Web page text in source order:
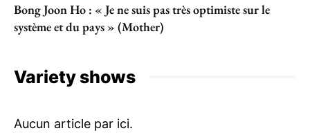
Bong Joon Ho : « Je ne suis pas très optimiste sur le
système et du pays » (Mother)
Variety shows